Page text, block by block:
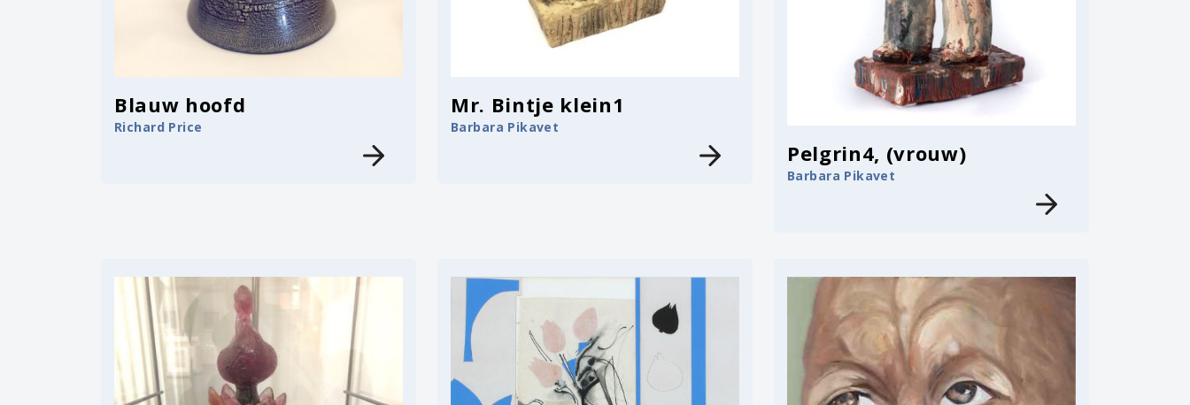
Blauw hoofd
Richard Price
Mr. Bintje klein1
Barbara Pikavet
Pelgrin4, (vrouw)
Barbara Pikavet